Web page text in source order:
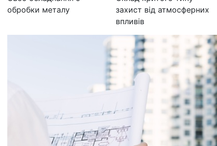
обробки металу
захист від атмосферних
впливів